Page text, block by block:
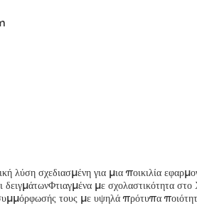
σχεδιασμένη για μια ποικιλία
με σχολαστικότητα στο
τους με υψηλά πρότυπα